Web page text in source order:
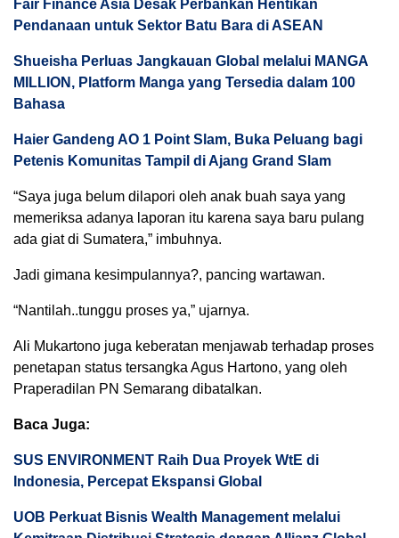
Fair Finance Asia Desak Perbankan Hentikan
Pendanaan untuk Sektor Batu Bara di ASEAN
Shueisha Perluas Jangkauan Global melalui MANGA
MILLION, Platform Manga yang Tersedia dalam 100
Bahasa
Haier Gandeng AO 1 Point Slam, Buka Peluang bagi
Petenis Komunitas Tampil di Ajang Grand Slam
“Saya juga belum dilapori oleh anak buah saya yang
memeriksa adanya laporan itu karena saya baru pulang
ada giat di Sumatera,” imbuhnya.
Jadi gimana kesimpulannya?, pancing wartawan.
“Nantilah..tunggu proses ya,” ujarnya.
Ali Mukartono juga keberatan menjawab terhadap proses
penetapan status tersangka Agus Hartono, yang oleh
Praperadilan PN Semarang dibatalkan.
Baca Juga:
SUS ENVIRONMENT Raih Dua Proyek WtE di
Indonesia, Percepat Ekspansi Global
UOB Perkuat Bisnis Wealth Management melalui